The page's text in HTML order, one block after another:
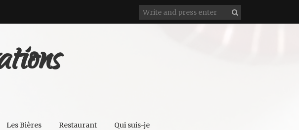
Les Bières Restaurant Qui suis-je